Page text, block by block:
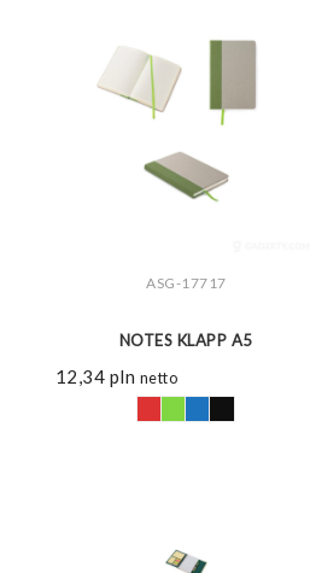
ZOBACZ WIĘCEJ
ASG-17717
NOTES KLAPP A5
12,34 pln netto